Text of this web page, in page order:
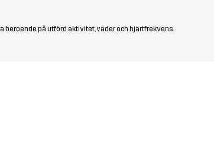
beroende på utförd aktivitet, väder och hjärtfrekvens.